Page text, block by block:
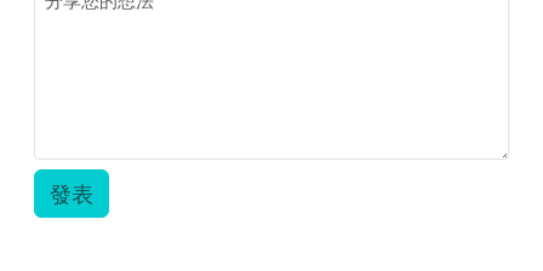
學
發表